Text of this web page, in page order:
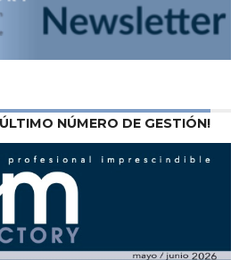
NÚMERO DE GESTIÓN!